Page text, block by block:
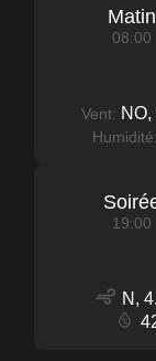
Matin
08:00
Vent:
Humidité:
19:00
N,